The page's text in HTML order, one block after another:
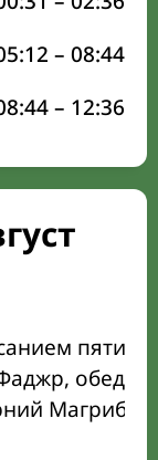
– 08:44
– 12:36
пяти
Магриб